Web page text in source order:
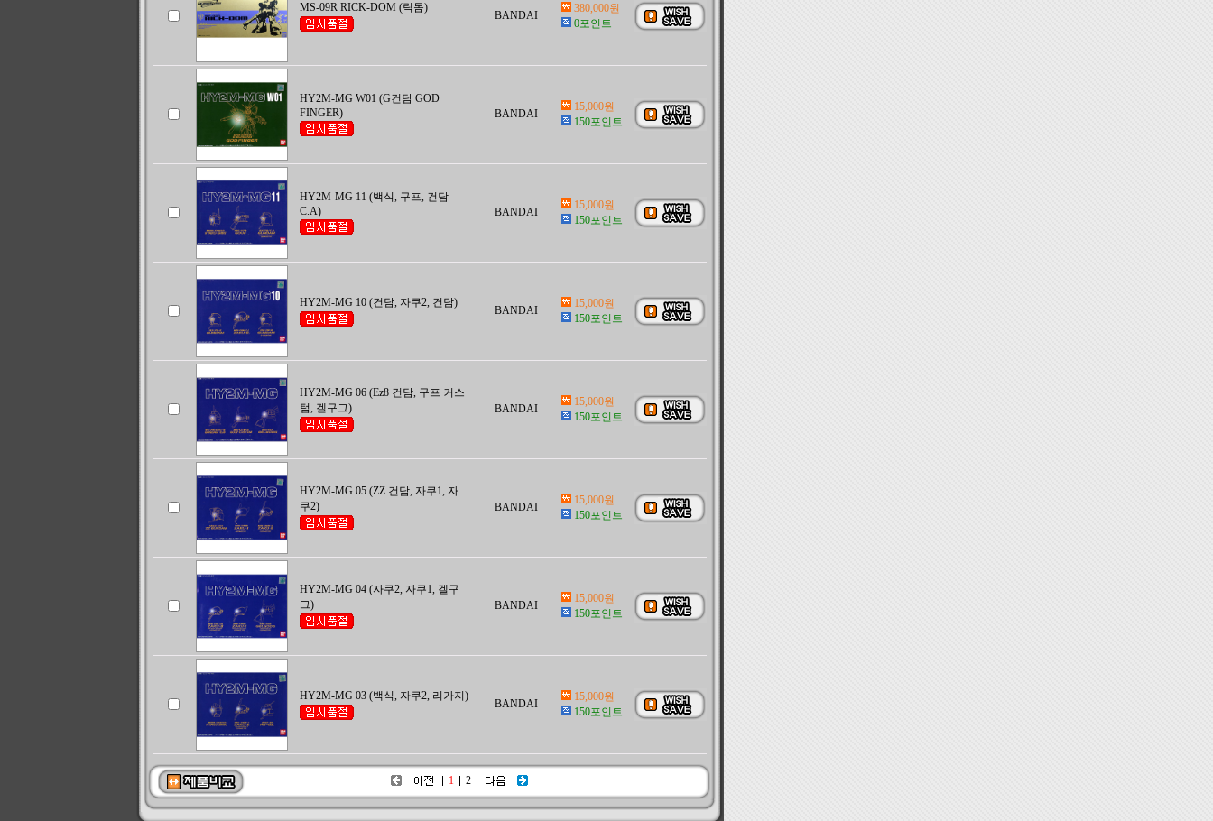
MS-09R RICK-DOM (릭돔)
BANDAI
380,000원
0포인트
HY2M-MG W01 (G건담 GOD
FINGER)
BANDAI
15,000원
150포인트
HY2M-MG 11 (백식, 구프, 건담
C.A)
BANDAI
15,000원
150포인트
HY2M-MG 10 (건담, 자쿠2, 건담)
BANDAI
15,000원
150포인트
HY2M-MG 06 (Ez8 건담, 구프 커스
텀, 겔구그)
BANDAI
15,000원
150포인트
HY2M-MG 05 (ZZ 건담, 자쿠1, 자
쿠2)
BANDAI
15,000원
150포인트
HY2M-MG 04 (자쿠2, 자쿠1, 겔구
그)
BANDAI
15,000원
150포인트
HY2M-MG 03 (백식, 자쿠2, 리가지)
BANDAI
15,000원
150포인트
1 2